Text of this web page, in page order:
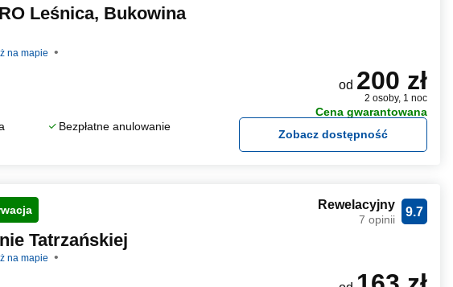
Leśnica, Bukowina
na mapie
Bezpłatne anulowanie
od 200 zł
2 osoby, 1 noc
Cena gwarantowana
Zobacz dostępność
Tatrzańskiej
na mapie
9.7
Rewelacyjny
7 opinii